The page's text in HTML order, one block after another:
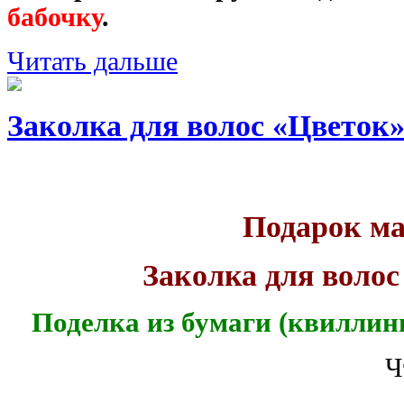
бабочку.
Читать дальше
Заколка для волос «Цветок»
Подарок
Заколка для
Поделка из бумаги